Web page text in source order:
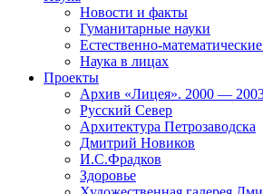
Новости и факты
Гуманитарные науки
Естественно-
Наука в лицах
Проекты
Архив «Лицея». 2000 —
Русский Север
Архитектура Петрозаводска
Дмитрий Новиков
И.С.Фрадков
Здоровье